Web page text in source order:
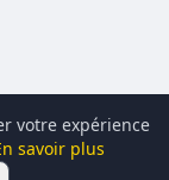
votre expérience
savoir plus